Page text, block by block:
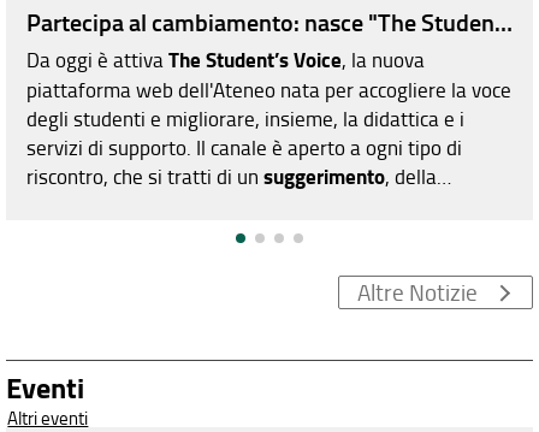
Partecipa al cambiamento: nasce "The Student’s
Da oggi è attivaThe Student’s Voice, la nuova
piattaforma web dell'Ateneo nata per accogliere la voce
degli studenti e migliorare, insieme, la didattica e i
servizi di supporto. Il canale è aperto a ogni tipo di
riscontro, che si tratti di un suggerimento, della
, ogni contributo sarà utile per
poiché il sistema
e-mail automatiche. Chi riceve il messaggio vedrà
esclusivamente il testo scritto, senza possibilità di
risalire all'autore.
Altre Notizie
Eventi
Altri eventi